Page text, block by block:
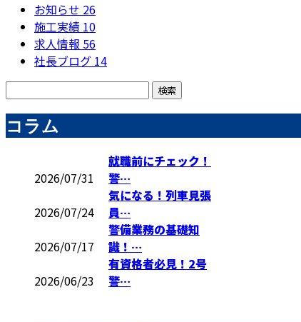
お知らせ 26
施工実績 10
求人情報 56
社長ブログ 14
コラム
2026/07/31
就職前にチェック！
警…
2026/07/24
気になる！列車見張
員…
2026/07/17
警備業務の基礎知
識！…
2026/06/23
有資格者必見！2号
警…